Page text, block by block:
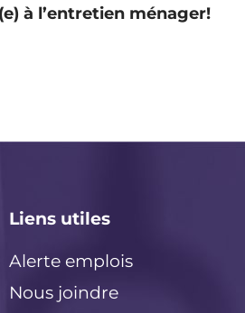
à l’entretien ménager!
Liens utiles
Alerte emplois
Nous joindre